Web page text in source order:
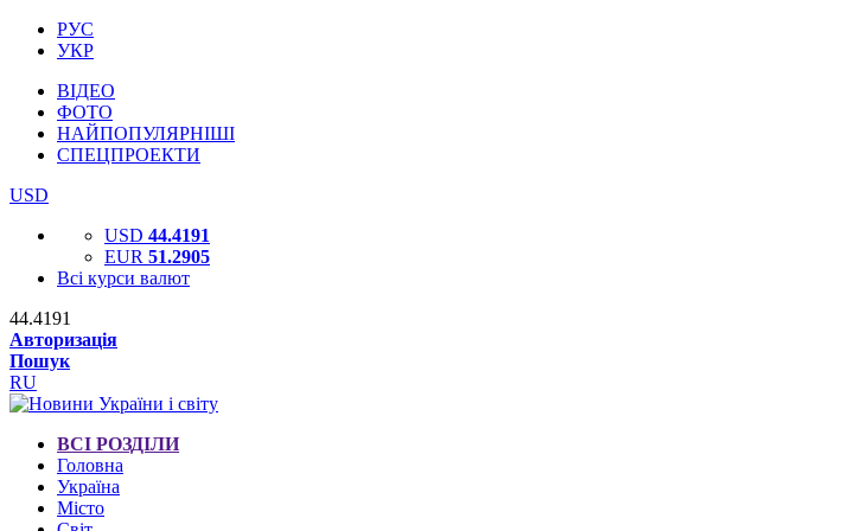
РУС
УКР
ВІДЕО
ФОТО
НАЙПОПУЛЯРНІШІ
СПЕЦПРОЕКТИ
USD
USD 44.4191
EUR 51.2905
Всі курси валют
44.4191
Авторизація
Пошук
RU
ВСІ РОЗДІЛИ
Головна
Україна
Місто